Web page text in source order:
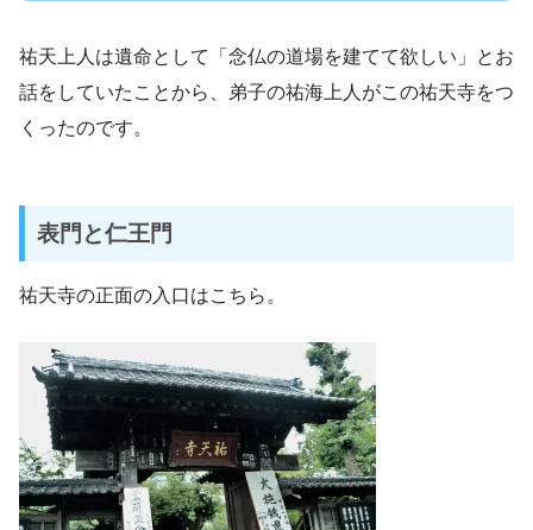
祐天上人は遺命として「念仏の道場を建てて欲しい」とお
話をしていたことから、弟子の祐海上人がこの祐天寺をつ
くったのです。
表門と仁王門
祐天寺の正面の入口はこちら。